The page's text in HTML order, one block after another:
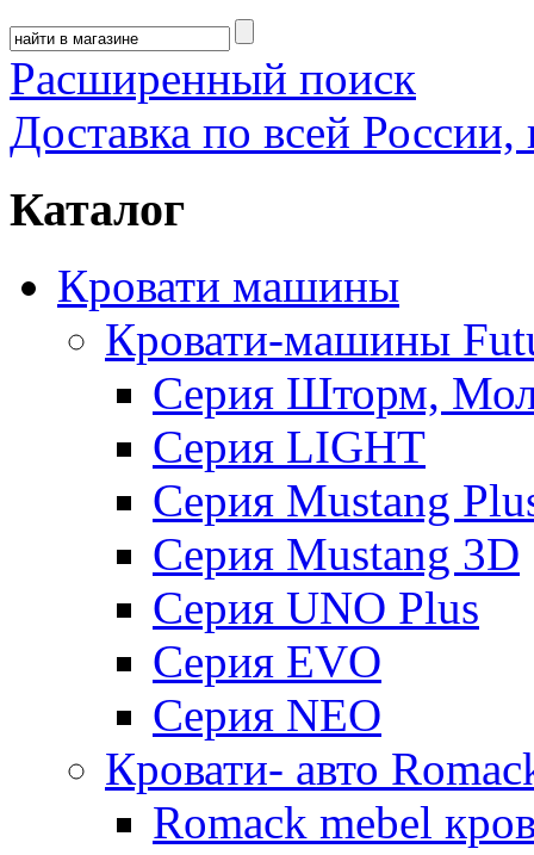
Расширенный поиск
Доставка по всей России,
Каталог
Кровати машины
Кровати-машины
Серия Шторм,
Серия LIGHT
Серия Mustang
Серия Mustang 3D
Серия UNO Plus
Серия EVO
Серия NEO
Кровати- авто
Romack mebel